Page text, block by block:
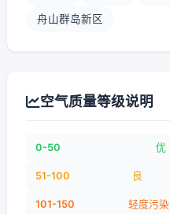
舟山群岛新区
空气质量等级说明
0-50 优
51-100 良
101-150 轻度污染